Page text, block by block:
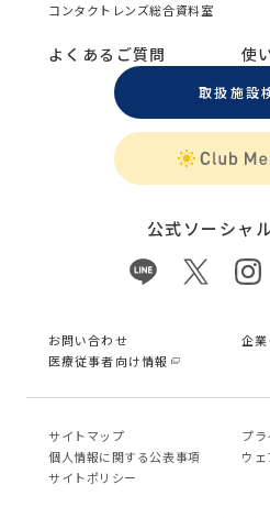
コンタクトレンズ総合資料室
よくあるご質問 使
取扱施設
公式ソーシャ
お問い合わせ
企業
医療従事者向け情報
サイトマップ
プ
個⼈情報に関する公表事項
ウ
サイトポリシー